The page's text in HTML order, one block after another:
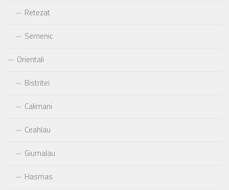
Retezat
Semenic
Orientali
Bistritei
Calimani
Ceahlau
Giumalau
Hasmas